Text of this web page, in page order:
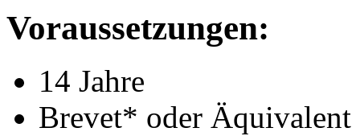
Voraussetzungen:
14 Jahre
Brevet* oder Äquivalent